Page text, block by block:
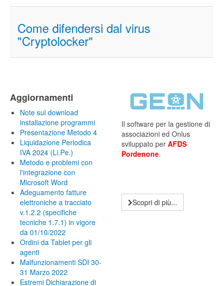
Come difendersi dal virus
"Cryptolocker"
Aggiornamenti
Note sul download
installazione programmi
Presentazione Metodo 4
Liquidazione Periodica
IVA 2024 (Li.Pe.)
Metodo e problemi con
l'integrazione con
Microsoft Word
Adeguamento fatture
elettroniche a tracciato
v.1.2.2 (specifiche
tecniche 1.7.1) in vigore
da 01/10/2022
Ordini da Tablet per gli
agenti
Malfunzionamenti SDI 30-
31 Marzo 2022
Estremi Dichiarazione di
Il software per la gestione di
associazioni ed Onlus
sviluppato per AFDS
Pordenone.
Scopri di più...